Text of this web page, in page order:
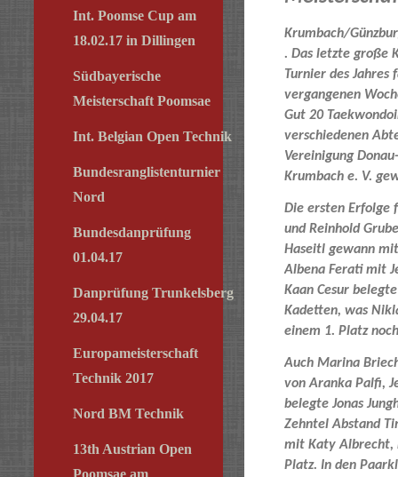
Krumbach/
. Das letzte große
Turnier des Jahres
vergangenen
Gut 20
verschiedenen
Vereinigung
Krumbach e. V.
Die ersten Erfolge
und Reinhold
Haseitl gewann
Albena Ferati mit
Kaan Cesur
Kadetten, was
einem 1. Platz
Auch Marina
von Aranka Palfi,
belegte Jonas
Zehntel Abstand
mit Katy Albrecht,
Platz. In den
Int. Poomse Cup am
18.02.17 in Dillingen
Südbayerische
Meisterschaft Poomsae
Int. Belgian Open Technik
Bundesranglistenturnier
Nord
Bundesdanprüfung
01.04.17
Danprüfung Trunkelsberg
29.04.17
Europameisterschaft
Technik 2017
Nord BM Technik
13th Austrian Open